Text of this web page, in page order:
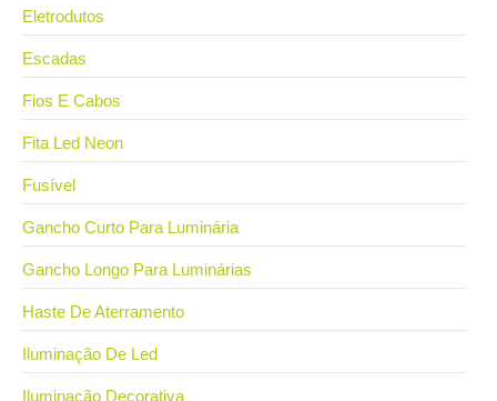
Eletrodutos
Escadas
Fios E Cabos
Fita Led Neon
Fusível
Gancho Curto Para Luminária
Gancho Longo Para Luminárias
Haste De Aterramento
Iluminação De Led
Iluminação Decorativa